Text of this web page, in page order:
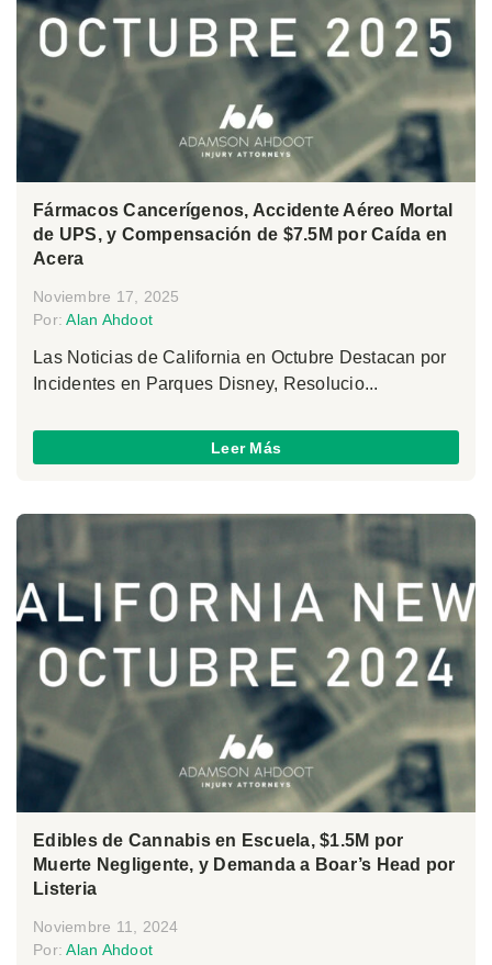
Fármacos Cancerígenos, Accidente Aéreo Mortal
de UPS, y Compensación de $7.5M por Caída en
Acera
Noviembre 17, 2025
Por:Alan Ahdoot
Las Noticias de California en Octubre Destacan por
Incidentes en Parques Disney, Resolucio...
Leer Más
Edibles de Cannabis en Escuela, $1.5M por
Muerte Negligente, y Demanda a Boar’s Head por
Listeria
Noviembre 11, 2024
Por:Alan Ahdoot